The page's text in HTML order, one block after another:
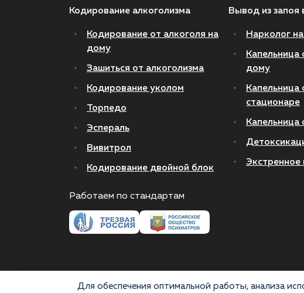
Кодирование алкоголизма
Кодирование от алкоголя на
дому
Зашиться от алкоголизма
Кодирование уколом
Торпедо
Эспераль
Вивитрол
Кодирование двойной блок
Вывод из запоя
Нарколог
Капельница
дому
Капельница
стационаре
Капельница
Экстренное
Работаем по стандартам
Для обеспечения оптимальной работы, анализа